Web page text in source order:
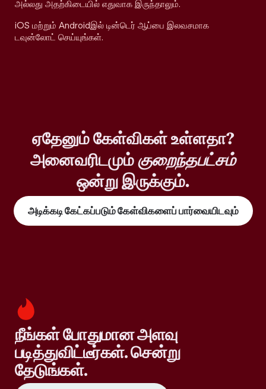
அல்லது அதற்கிடையில் எதுவாக இருந்தாலும்.
iOS மற்றும் Androidஇல் டின்டெர் ஆப்பை இலவசமாக
டவுன்லோட் செய்யுங்கள்.
ஏதேனும் கேள்விகள் உள்ளதா?
அனைவரிடமும்குறைந்தபட்சம்
ஒன்று இருக்கும்.
அடிக்கடி கேட்கப்படும் கேள்விகளைப் பார்வையிடவும்
நீங்கள் போதுமான அளவு
படித்துவிட்டீர்கள். சென்று
தேடுங்கள்.